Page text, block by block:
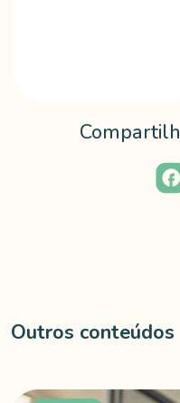
Outros conteúdos